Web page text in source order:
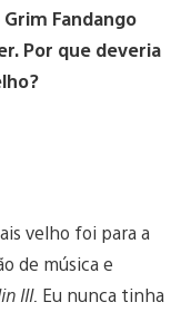
Fandango
Por que deveria
velho foi para a
de música e
III. Eu nunca tinha